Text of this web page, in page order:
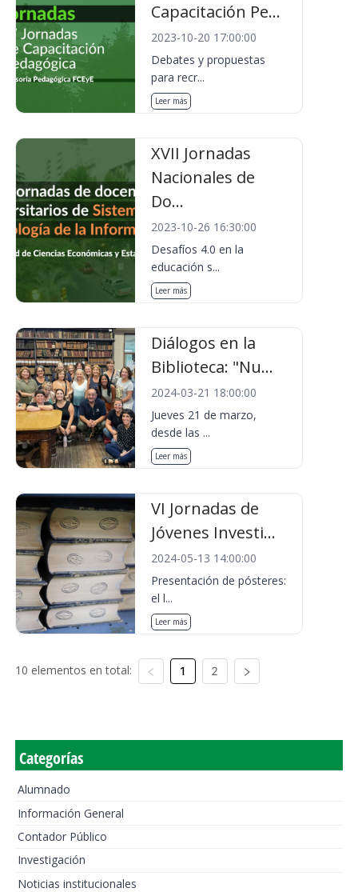
Capacitación Pe...
2023-10-20 17:00:00
Debates y propuestas
para recr...
Leer más
XVII Jornadas
Nacionales de
Do...
2023-10-26 16:30:00
Desafíos 4.0 en la
educación s...
Leer más
Diálogos en la
Biblioteca: "Nu...
2024-03-21 18:00:00
Jueves 21 de marzo,
desde las ...
Leer más
VI Jornadas de
Jóvenes Investi...
2024-05-13 14:00:00
Presentación de pósteres:
el l...
Leer más
10 elementos en total: 1 2
Categorías
Alumnado
Información General
Contador Público
Investigación
Noticias institucionales